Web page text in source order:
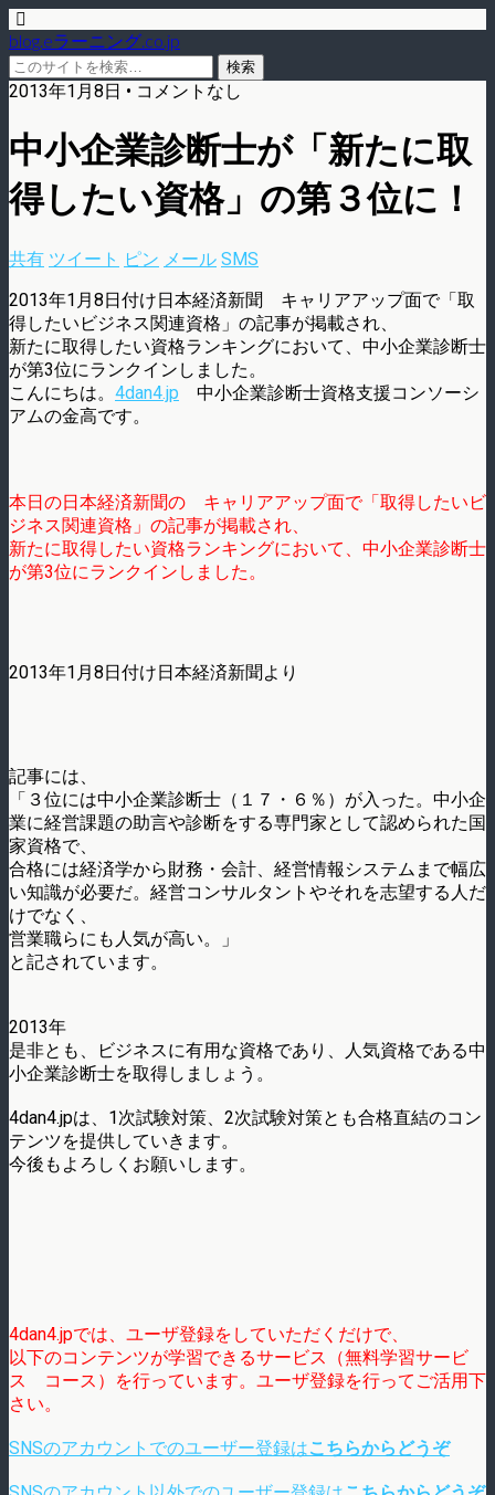
blog.eラーニング.co.jp
2013年1月8日 • コメントなし
中小企業診断士が「新たに取
得したい資格」の第３位に！
共有 ツイート ピン メール SMS
2013年1月8日付け日本経済新聞 キャリアアップ面で「取
得したいビジネス関連資格」の記事が掲載され、
新たに取得したい資格ランキングにおいて、中小企業診断士
が第3位にランクインしました。
こんにちは。 4dan4.jp 中小企業診断士資格支援コンソーシ
アムの金高です。
本日の日本経済新聞の キャリアアップ面で「取得したいビ
ジネス関連資格」の記事が掲載され、
新たに取得したい資格ランキングにおいて、中小企業診断士
が第3位にランクインしました。
2013年1月8日付け日本経済新聞より
記事には、
「３位には中小企業診断士（１７・６％）が入った。中小企
業に経営課題の助言や診断をする専門家として認められた国
家資格で、
合格には経済学から財務・会計、経営情報システムまで幅広
い知識が必要だ。経営コンサルタントやそれを志望する人だ
けでなく、
営業職らにも人気が高い。」
と記されています。
2013年
是非とも、ビジネスに有用な資格であり、人気資格である中
小企業診断士を取得しましょう。
4dan4.jpは、1次試験対策、2次試験対策とも合格直結のコン
テンツを提供していきます。
今後もよろしくお願いします。
4dan4.jpでは、ユーザ登録をしていただくだけで、
以下のコンテンツが学習できるサービス（無料学習サービ
ス コース）を行っています。ユーザ登録を行ってご活用下
さい。
SNSのアカウントでのユーザー登録はこちらからどうぞ